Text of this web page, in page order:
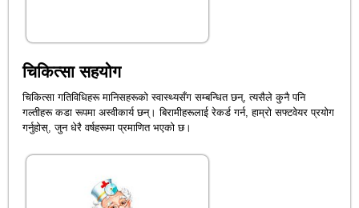
चिकित्सा सहयोग
चिकित्सा गतिविधिहरू मानिसहरूको स्वास्थ्यसँग सम्बन्धित छन्, त्यसैले कुनै पनि
गल्तीहरू कडा रूपमा अस्वीकार्य छन्। बिरामीहरूलाई रेकर्ड गर्न, हाम्रो सफ्टवेयर प्रयोग
गर्नुहोस्, जुन धेरै वर्षहरूमा प्रमाणित भएको छ।